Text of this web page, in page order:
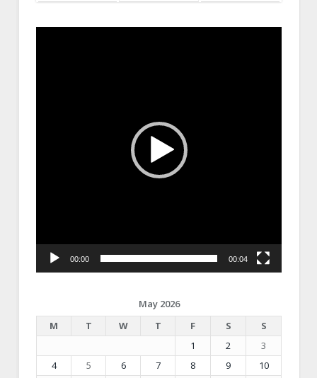
00:00 00:04
May 2026
M
T W T F S
S
1
2
3
4
5 6 7 8 9
10